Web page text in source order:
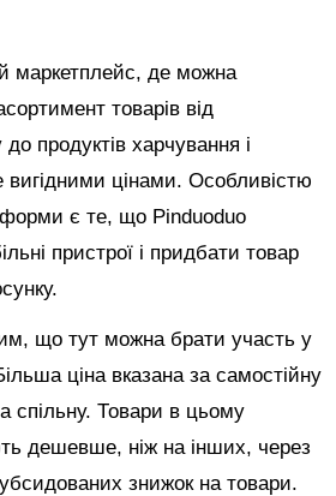
маркетплейс, де можна
товарів від
до продуктів харчування і
вигідними цінами. Особливістю
є те, що Pinduoduo
пристрої і придбати товар
що тут можна брати участь у
ціна вказана за самостійну
спільну. Товари в цьому
дешевше, ніж на інших, через
знижок на товари.